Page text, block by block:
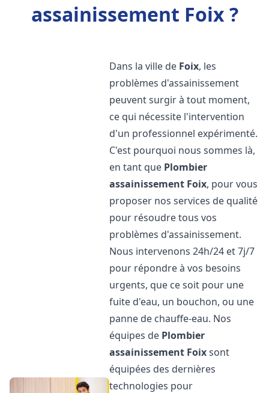
assainissement Foix ?
Dans la ville de Foix, les
problèmes d'assainissement
peuvent surgir à tout moment,
ce qui nécessite l'intervention
d'un professionnel expérimenté.
C'est pourquoi nous sommes là,
en tant que Plombier
assainissement Foix, pour vous
proposer nos services de qualité
pour résoudre tous vos
problèmes d'assainissement.
Nous intervenons 24h/24 et 7j/7
pour répondre à vos besoins
urgents, que ce soit pour une
fuite d'eau, un bouchon, ou une
panne de chauffe-eau. Nos
équipes de Plombier
assainissement Foixsont
équipées des dernières
technologies pour